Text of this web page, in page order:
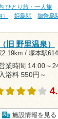
ひとり旅・一人旅
姫島駅 御幣島
旧 野里温泉）
2.19km / 塚本駅
業時間 14:00～
浴料 550円～
施設情報を見る